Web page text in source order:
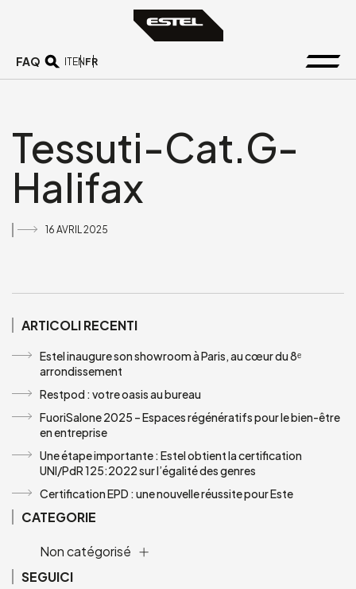
FAQ ITEN FR
Tessuti-Cat.G-
Halifax
16 AVRIL 2025
ARTICOLI RECENTI
Estel inaugure son showroom à Paris, au cœur du 8ᵉ
arrondissement
Restpod : votre oasis au bureau
FuoriSalone 2025 – Espaces régénératifs pour le bien-être
en entreprise
Une étape importante : Estel obtient la certification
UNI/PdR 125:2022 sur l’égalité des genres
Certification EPD : une nouvelle réussite pour Este
CATEGORIE
Non catégorisé
SEGUICI